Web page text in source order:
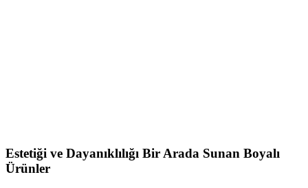
Estetiği ve Dayanıklılığı Bir Arada Sunan Boyalı
Ürünler